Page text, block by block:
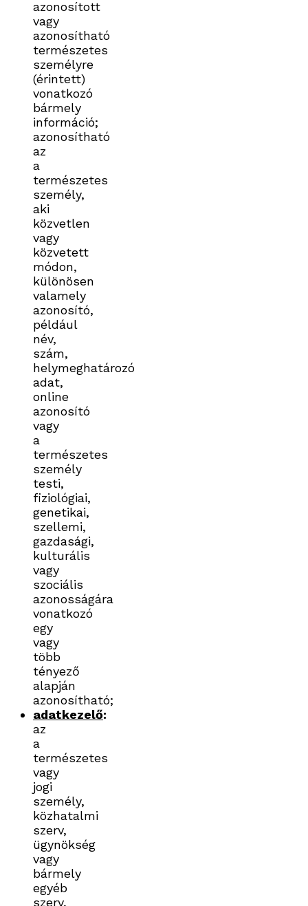
azonosított
vagy
azonosítható
természetes
személyre
(érintett)
vonatkozó
bármely
információ;
azonosítható
az
a
természetes
személy,
aki
közvetlen
vagy
közvetett
módon,
különösen
valamely
azonosító,
például
név,
szám,
helymeghatározó
adat,
online
azonosító
vagy
a
természetes
személy
testi,
fiziológiai,
genetikai,
szellemi,
gazdasági,
kulturális
vagy
szociális
azonosságára
vonatkozó
egy
vagy
több
tényező
alapján
azonosítható;
adatkezelő:
az
a
természetes
vagy
jogi
személy,
közhatalmi
szerv,
ügynökség
vagy
bármely
egyéb
szerv,